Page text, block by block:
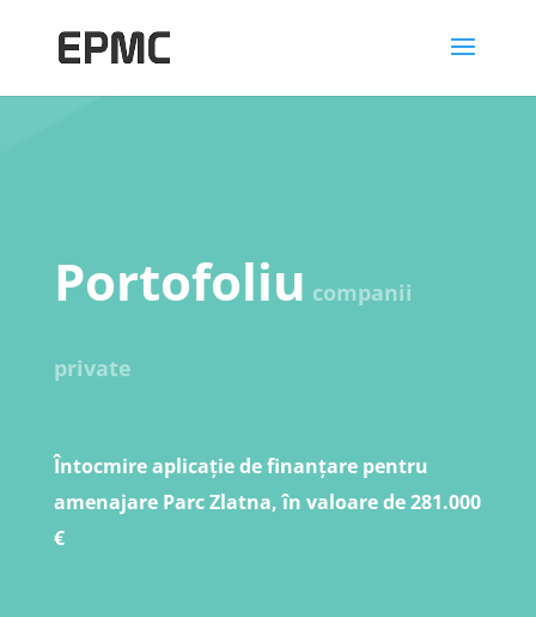
Portofoliu companii
private
Întocmire aplicație de finanțare pentru
amenajare Parc Zlatna, în valoare de 281.000
€